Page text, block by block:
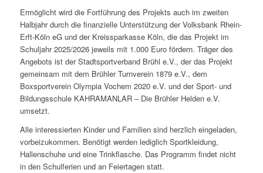
Ermöglicht wird die Fortführung des Projekts auch im zweiten
Halbjahr durch die finanzielle Unterstützung der Volksbank Rhein-
Erft-Köln eG und der Kreissparkasse Köln, die das Projekt im
Schuljahr 2025/2026 jeweils mit 1.000 Euro fördern. Träger des
Angebots ist der Stadtsportverband Brühl e.V., der das Projekt
gemeinsam mit dem Brühler Turnverein 1879 e.V., dem
Boxsportverein Olympia Vochem 2020 e.V. und der Sport- und
Bildungsschule KAHRAMANLAR – Die Brühler Helden e.V.
umsetzt.
Alle interessierten Kinder und Familien sind herzlich eingeladen,
vorbeizukommen. Benötigt werden lediglich Sportkleidung,
Hallenschuhe und eine Trinkflasche. Das Programm findet nicht
in den Schulferien und an Feiertagen statt.